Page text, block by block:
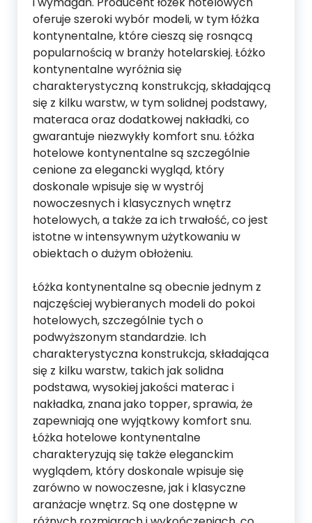
oferuje szeroki wybór modeli, w tym łóżka
kontynentalne, które cieszą się rosnącą
popularnością w branży hotelarskiej. Łóżko
kontynentalne wyróżnia się
charakterystyczną konstrukcją, składającą
się z kilku warstw, w tym solidnej podstawy,
materaca oraz dodatkowej nakładki, co
gwarantuje niezwykły komfort snu. Łóżka
hotelowe kontynentalne są szczególnie
cenione za elegancki wygląd, który
doskonale wpisuje się w wystrój
nowoczesnych i klasycznych wnętrz
hotelowych, a także za ich trwałość, co jest
istotne w intensywnym użytkowaniu w
obiektach o dużym obłożeniu.
Łóżka kontynentalne są obecnie jednym z
najczęściej wybieranych modeli do pokoi
hotelowych, szczególnie tych o
podwyższonym standardzie. Ich
charakterystyczna konstrukcja, składająca
się z kilku warstw, takich jak solidna
podstawa, wysokiej jakości materac i
nakładka, znana jako topper, sprawia, że
zapewniają one wyjątkowy komfort snu.
Łóżka hotelowe kontynentalne
charakteryzują się także eleganckim
wyglądem, który doskonale wpisuje się
zarówno w nowoczesne, jak i klasyczne
aranżacje wnętrz. Są one dostępne w